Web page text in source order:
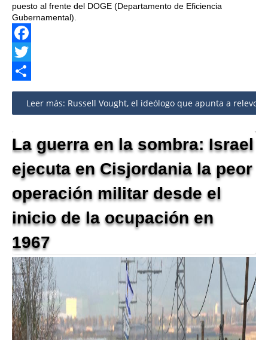
puesto al frente del DOGE (Departamento de Eficiencia
Gubernamental).
Facebook
Twitter
Share
Leer más: Russell Vought, el ideólogo que apunta a relevo
La guerra en la sombra: Israel
ejecuta en Cisjordania la peor
operación militar desde el
inicio de la ocupación en
1967